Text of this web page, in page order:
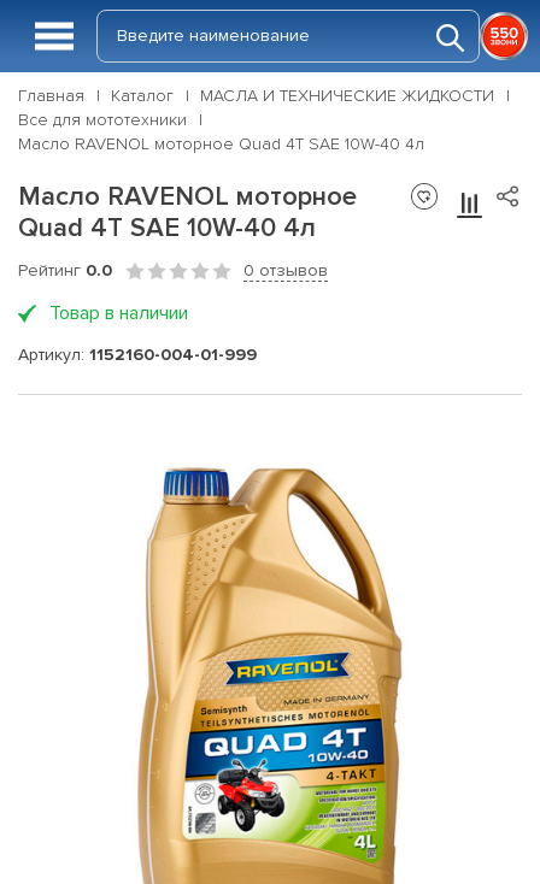
Главная Каталог
МАСЛА И ТЕХНИЧЕСКИЕ ЖИДКОСТИ
Все для мототехники
Масло RAVENOL моторное Quad 4T SAE 10W-40 4л
Масло RAVENOL моторное
Quad 4T SAE 10W-40 4л
Рейтинг 0.0 0 отзывов
Товар в наличии
Артикул: 1152160-004-01-999